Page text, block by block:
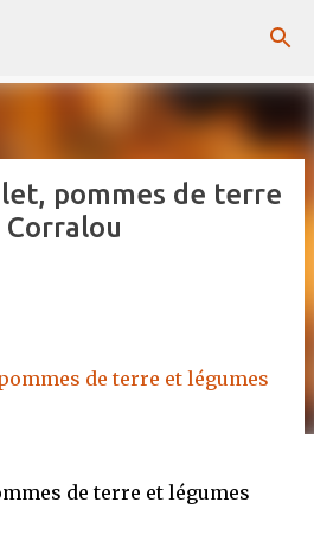
pommes de terre
de terre et légumes